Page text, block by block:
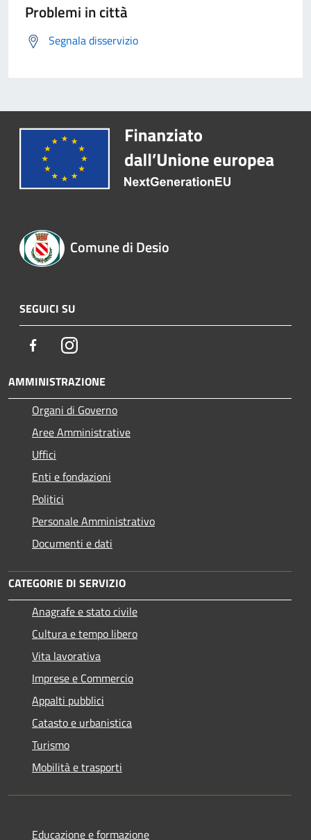
Problemi in città
Segnala disservizio
Comune di Desio
SEGUICI SU
FacebookInstagram
AMMINISTRAZIONE
Organi di Governo
Aree Amministrative
Uffici
Enti e fondazioni
Politici
Personale Amministrativo
Documenti e dati
CATEGORIE DI SERVIZIO
Anagrafe e stato civile
Cultura e tempo libero
Vita lavorativa
Imprese e Commercio
Appalti pubblici
Catasto e urbanistica
Turismo
Mobilità e trasporti
Educazione e formazione